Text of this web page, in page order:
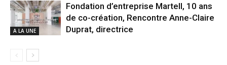
A LA UNE
Fondation d’entreprise Martell, 10 ans
de co-création, Rencontre Anne-Claire
Duprat, directrice